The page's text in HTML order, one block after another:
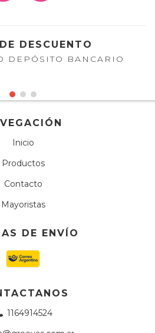
DESCUENTO
DEPÓSITO BANCARIO
Inicio
Productos
Contacto
Mayoristas
DE ENVÍO
1164914524